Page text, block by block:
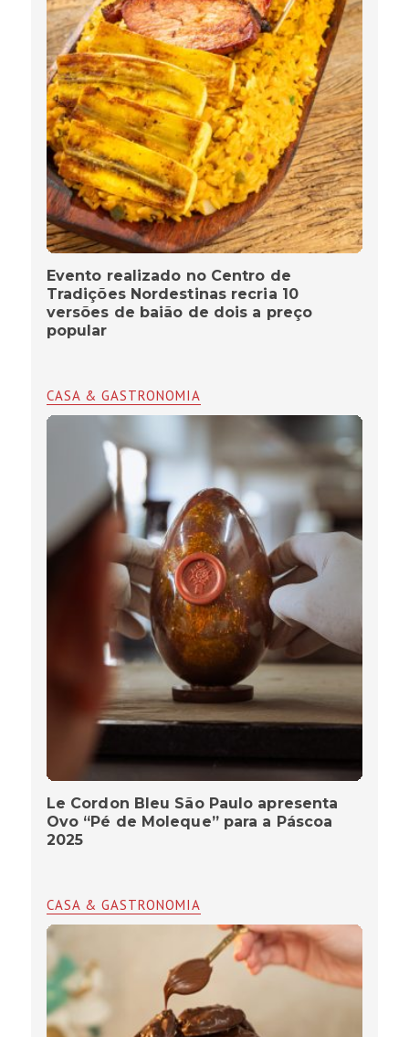
Evento realizado no Centro de
Tradições Nordestinas recria 10
versões de baião de dois a preço
popular
CASA & GASTRONOMIA
Le Cordon Bleu São Paulo apresenta
Ovo “Pé de Moleque” para a Páscoa
2025
CASA & GASTRONOMIA